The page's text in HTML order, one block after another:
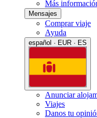
Más
Mensajes
Comprar viaje
Ayuda
español · EUR · ES
Anunciar
Viajes
Danos tu